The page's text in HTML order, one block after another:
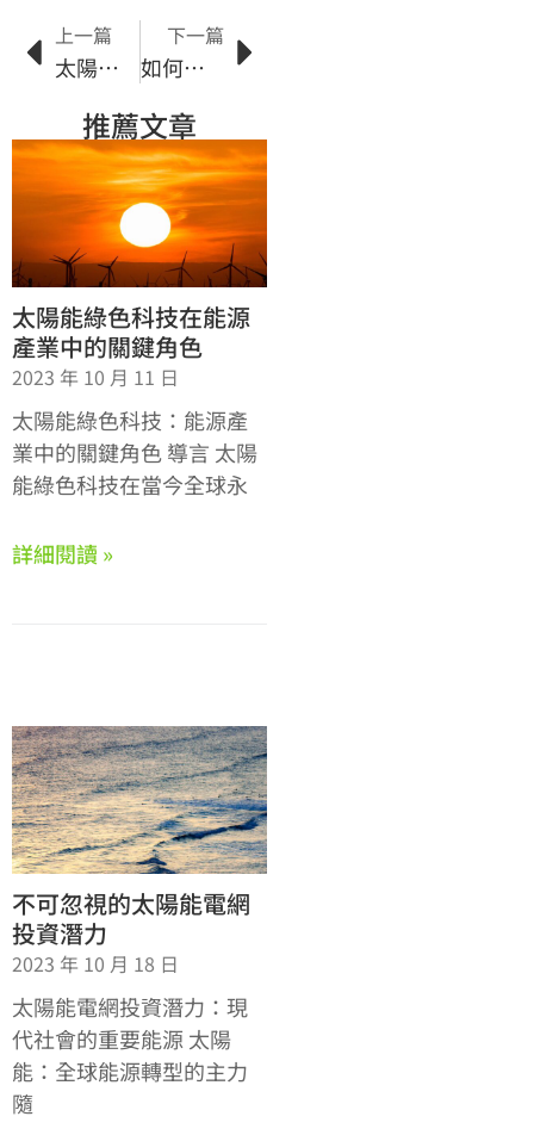
上一篇
太陽能研發新趨勢：光伏技術的前景與挑戰
下一篇
如何選擇適合的太陽能電動車
推薦文章
太陽能綠色科技在能源
產業中的關鍵角色
2023 年 10 月 11 日
太陽能綠色科技：能源產
業中的關鍵角色 導言 太陽
能綠色科技在當今全球永
詳細閱讀 »
不可忽視的太陽能電網
投資潛力
2023 年 10 月 18 日
太陽能電網投資潛力：現
代社會的重要能源 太陽
能：全球能源轉型的主力
隨